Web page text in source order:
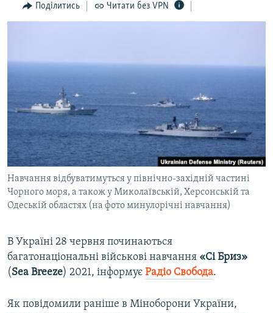
навігації
Перейти
БЛОГИ
ВСЕ ЗА ДЕНЬ
СПЕЦПРОЕКТИ
ДЕПОРТАЦІЯ
ВІДЕОУРОКИ «ELIFBE»
СВІДЧЕННЯ ОКУПАЦІЇ
УКРАЇНСЬКА ПРОБЛЕМА КРИМУ
ІНФОГРАФІКА
ЯК ОБІЙТИ БЛОКУВАННЯ
Русский
Qırımtatar
ДОЛУЧАЙСЯ!
Усі сайти RFE/RL
Поділитись Читати без VPN
Навчання відбуватимуться у північно-західній частині
Чорного моря, а також у Миколаївській, Херсонській та
Одеській областях (на фото минулорічні навчання)
В Україні 28 червня починаються
багатонаціональні військові навчання «Сі Бриз»
(Sea Breeze) 2021, інформує Радіо Свобода.
Як повідомили раніше в Міноборони України,